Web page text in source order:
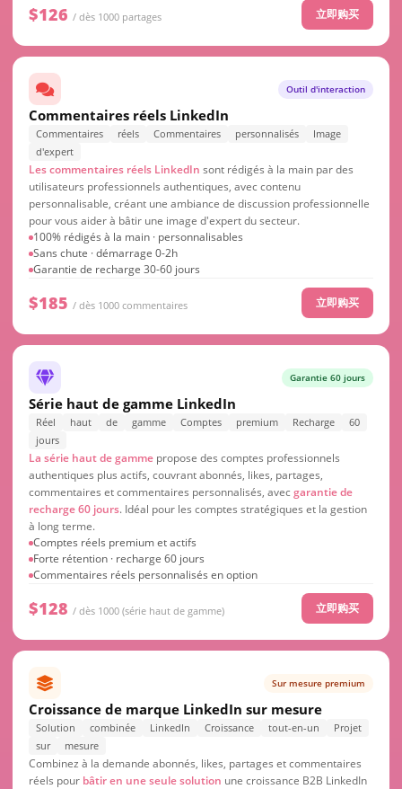
$126 / dès 1000 partages 立即购买
Outil d'interaction
Commentaires réels LinkedIn
Commentaires réels Commentaires personnalisés
Image
d'expert
Les commentaires réels LinkedIn sont rédigés à la main par des
utilisateurs professionnels authentiques, avec contenu
personnalisable, créant une ambiance de discussion professionnelle
pour vous aider à bâtir une image d'expert du secteur.
100% rédigés à la main · personnalisables
Sans chute · démarrage 0-2h
Garantie de recharge 30-60 jours
$185 / dès 1000 commentaires 立即购买
Garantie 60 jours
Série haut de gamme LinkedIn
Réel haut de gamme Comptes premium Recharge
60
jours
La série haut de gamme propose des comptes professionnels
authentiques plus actifs, couvrant abonnés, likes, partages,
commentaires et commentaires personnalisés, avecgarantie de
recharge 60 jours. Idéal pour les comptes stratégiques et la gestion
à long terme.
Comptes réels premium et actifs
Forte rétention · recharge 60 jours
Commentaires réels personnalisés en option
$128 / dès 1000 (série haut de gamme) 立即购买
Sur mesure premium
Croissance de marque LinkedIn sur mesure
Solution combinée LinkedIn Croissance tout-en-un
Projet
sur
mesure
Combinez à la demande abonnés, likes, partages et commentaires
réels pour bâtir en une seule solution une croissance B2B LinkedIn